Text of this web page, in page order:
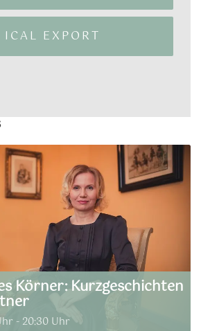
ICAL EXPORT
Körner: Kurzgeschichten
- 20:30 Uhr